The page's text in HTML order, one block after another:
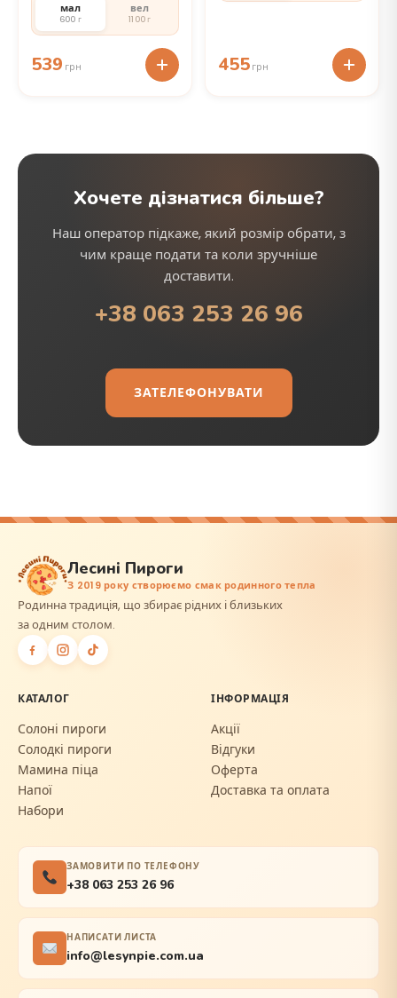
мал
600 г
вел
1100 г
539 грн 455 грн
Хочете дізнатися більше?
Наш оператор підкаже, який розмір обрати, з
чим краще подати та коли зручніше
доставити.
+38 063 253 26 96
ЗАТЕЛЕФОНУВАТИ
Лесині Пироги
З 2019 року створюємо смак родинного тепла
Родинна традиція, що збирає рідних і близьких
за одним столом.
КАТАЛОГ
Солоні пироги
Солодкі пироги
Мамина піца
Напої
Набори
ІНФОРМАЦІЯ
Акції
Відгуки
Оферта
Доставка та оплата
ЗАМОВИТИ ПО ТЕЛЕФОНУ
+38 063 253 26 96
НАПИСАТИ ЛИСТА
info@lesynpie.com.ua